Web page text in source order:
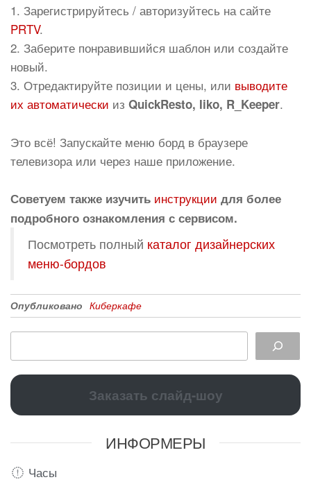
1. Зарегистрируйтесь / авторизуйтесь на сайте
PRTV.
2. Заберите понравившийся шаблон или создайте
новый.
3. Отредактируйте позиции и цены, или выводите
их автоматически из QuickResto, Iiko, R_Keeper.
Это всё! Запускайте меню борд в браузере
телевизора или через наше приложение.
Советуем также изучить инструкции для более
подробного ознакомления с сервисом.
Посмотреть полный каталог дизайнерских
меню-бордов
Опубликовано Киберкафе
Заказать слайд-шоу
ИНФОРМЕРЫ
Часы